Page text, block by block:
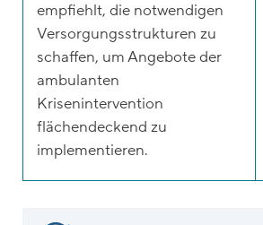
empfiehlt, die notwendigen
Versorgungsstrukturen zu
schaffen, um Angebote der
ambulanten
Krisenintervention
flächendeckend zu
implementieren.